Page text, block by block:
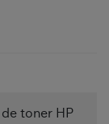
toner HP